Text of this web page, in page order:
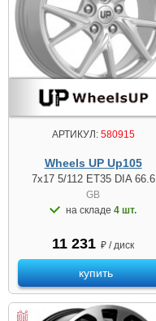
АРТИКУЛ:580915
Wheels UP Up105
7x17 5/112 ET35 DIA 66.6
GB
на складе 4 шт.
11 231 ₽ / диск
купить